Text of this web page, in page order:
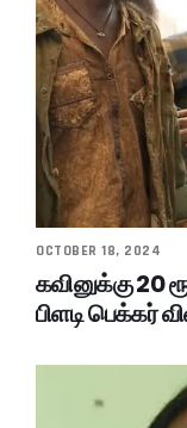
OCTOBER 18, 2024
கவினுக்கு 20
பிளடி பெக்கர்